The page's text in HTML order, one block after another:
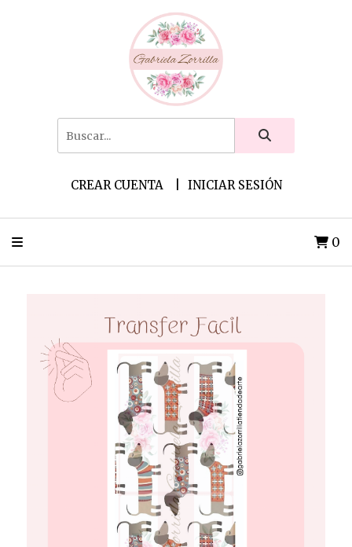
CREAR CUENTA INICIAR SESIÓN
0